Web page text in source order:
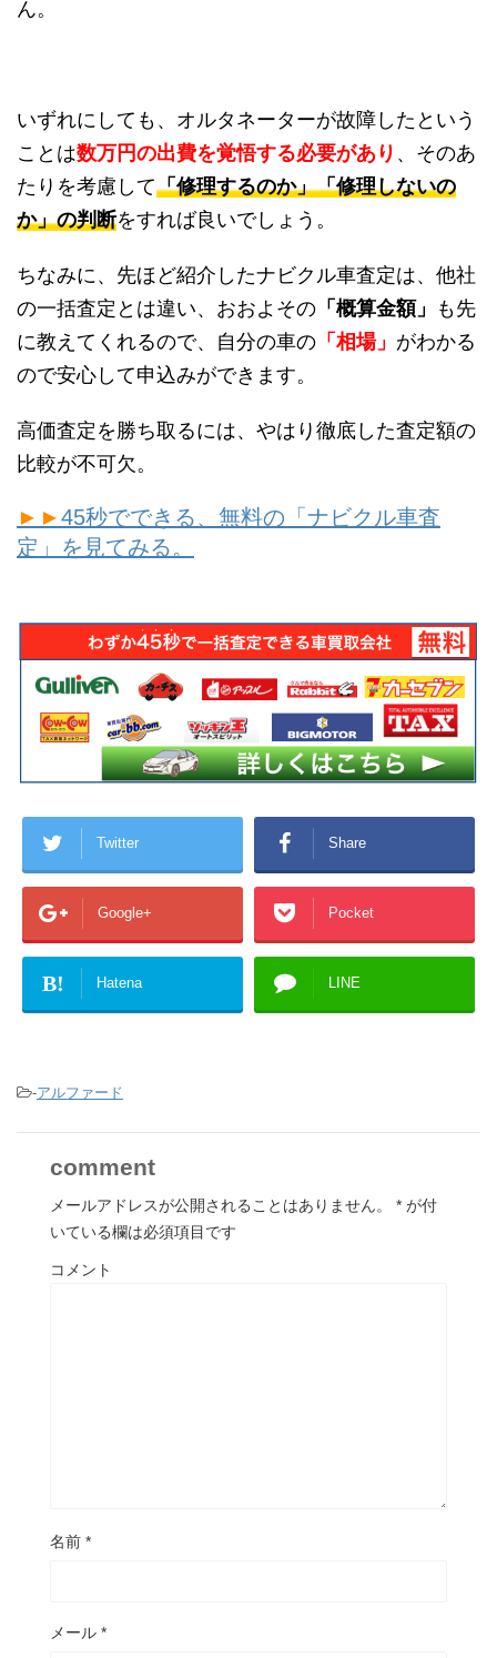
ん。
いずれにしても、オルタネーターが故障したという
ことは数万円の出費を覚悟する必要があり 、そのあ
たりを考慮して「修理するのか」「修理しないの
か」の判断をすれば良いでしょう。
ちなみに、先ほど紹介したナビクル車査定は、他社
の一括査定とは違い、おおよその 「概算金額」
も先
に教えてくれるので、自分の車の 「相場」 がわかる
ので安心して申込みができます。
高価査定を勝ち取るには、やはり徹底した査定額の
比較が不可欠。
►►45秒でできる、無料の「ナビクル車査
定」を見てみる。
Twitter Share
Google+ Pocket
B! Hatena LINE
-アルファード
comment
メールアドレスが公開されることはありません。 * が付
いている欄は必須項目です
コメント
名前 *
メール *